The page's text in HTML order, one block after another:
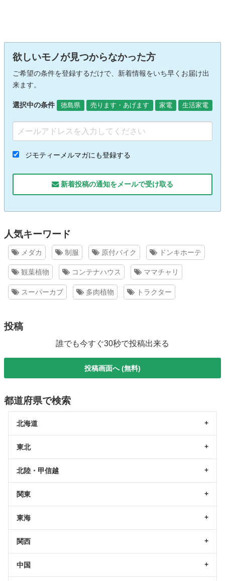
欲しいモノが見つからなかった方
ご希望の条件を登録するだけで、新着情報をいち早くお届け出
来ます。
選択中の条件 徳島県 売ります・あげます 家電 生活家電
ジモティーメルマガにも登録する
新着投稿の通知をメールで受け取る
人気キーワード
メダカ 制服 原付バイク ドンキホーテ
観葉植物 コンテナハウス ママチャリ
スーパーカブ 多肉植物 トラクター
投稿
誰でも今すぐ30秒で投稿出来る
投稿画面へ (無料)
都道府県で検索
北海道
東北
北陸・甲信越
関東
東海
関西
中国